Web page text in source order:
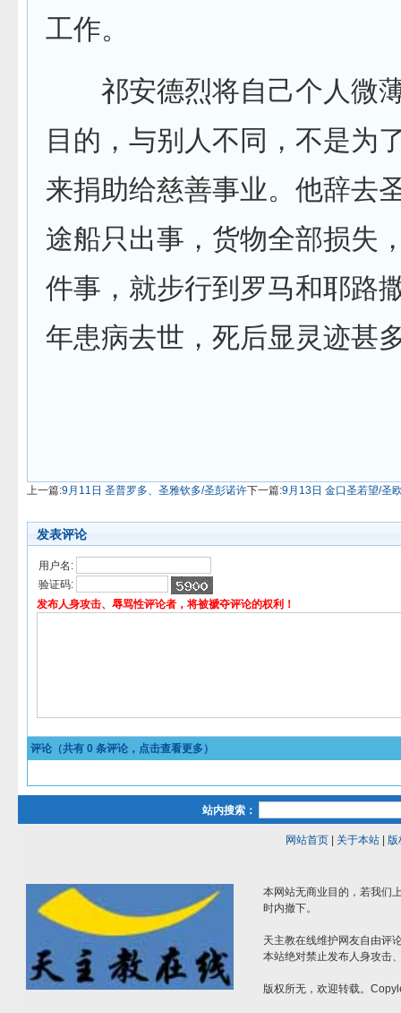
工作。
祁安德烈将自己个人微薄
目的，与别人不同，不是为
来捐助给慈善事业。他辞去
途船只出事，货物全部损失
件事，就步行到罗马和耶路
年患病去世，死后显灵迹甚
上一篇:9月11日 圣普罗多、圣雅钦多/圣彭诺许下一篇:9月13日 金口圣若望/圣
发表评论
用户名:
验证码:
发布人身攻击、辱骂性评论者，将被褫夺评论的权利！
评论（共有 0 条评论，点击查看更多）
站内搜索：
网站首页| 关于本站| 版
本网站无商业目的，若我们
时内撤下。
天主教在线维护网友自由评
本站绝对禁止发布人身攻击
版权所无，欢迎转载。